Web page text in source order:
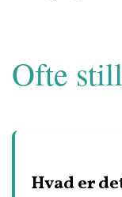
Ofte
Hvad er